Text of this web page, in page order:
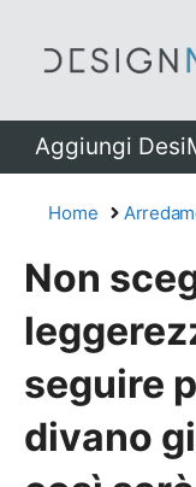
Aggiungi
Home
Non
seguire
divano